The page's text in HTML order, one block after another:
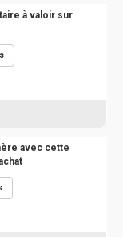
à valoir sur
avec cette